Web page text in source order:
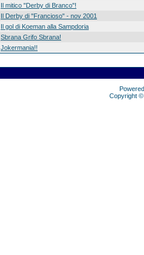
Il mitico "Derby di Branco"!
Il Derby di "Francioso" - nov 2001
Il gol di Koeman alla Sampdoria
Sbrana Grifo Sbrana!
Jokermania!!
Copyright